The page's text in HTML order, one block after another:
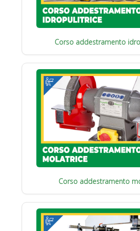
Corso addestramento
Corso addestramento